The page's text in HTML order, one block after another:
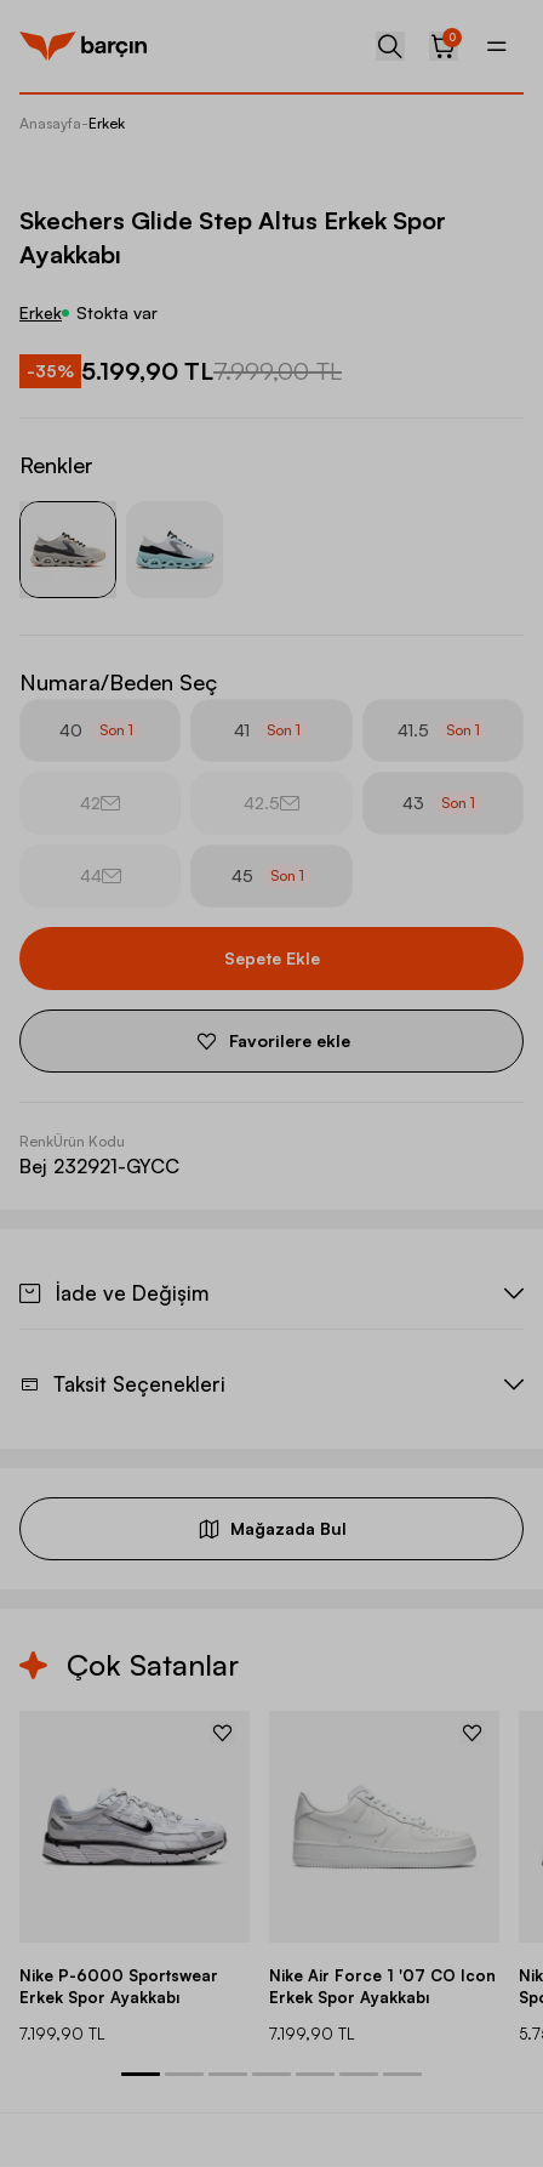
0
Anasayfa-Erkek
Skechers Glide Step Altus Erkek Spor
Ayakkabı
Erkek Stokta var
-35% 5.199,90 TL7.999,00 TL
Renkler
Numara/Beden Seç
40 Son1 41 Son1 41.5 Son1
42 42.5 43 Son1
44 45 Son 1
Sepete Ekle
Favorilere ekle
Renk
Bej
Ürün Kodu
232921-GYCC
İade ve Değişim
Taksit Seçenekleri
Mağazada Bul
Çok Satanlar
Nike P-6000 Sportswear
Erkek Spor Ayakkabı
7.199,90 TL
Nike Air Force 1 '07 CO Icon
Erkek Spor Ayakkabı
7.199,90 TL